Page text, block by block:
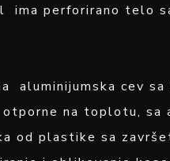
ima perforirano telo
aluminijumska cev
na toplotu, sa
od plastike sa